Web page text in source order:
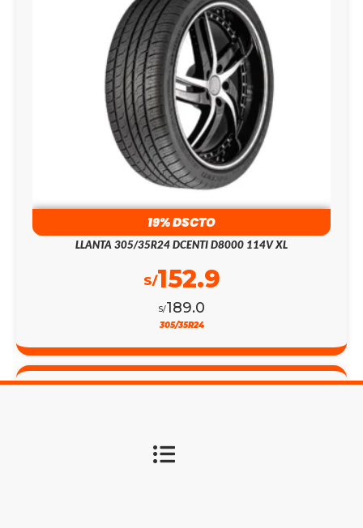
19% DSCTO
LLANTA 305/35R24 DCENTI D8000 114V XL
S/189.0
S/152.9
305/35R24